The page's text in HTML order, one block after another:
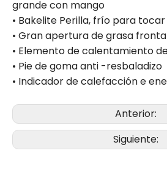
grande con mango
• Bakelite Perilla, frío para tocar
• Gran apertura de grasa
• Elemento de calentamiento
• Pie de goma anti -resbaladizo
• Indicador de calefacción e
Anterior:
Siguiente: